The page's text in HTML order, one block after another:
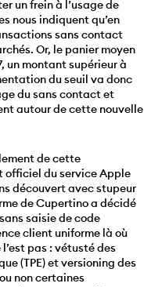
un frein à l’usage de
nous indiquent qu’en
sans contact
Or, le panier moyen
un montant supérieur à
du seuil va donc
du sans contact et
autour de cette nouvelle
de cette
officiel du service Apple
découvert avec stupeur
de Cupertino a décidé
saisie de code
client uniforme là où
pas : vétusté des
(TPE) et versioning des
non certaines